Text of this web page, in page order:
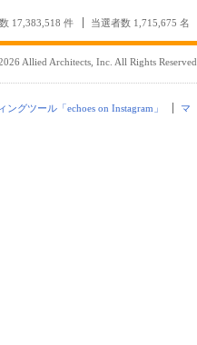
17,383,518 件 当選者数 1,715,675 名
Allied Architects, Inc. All Rights Reserved.
ングツール「echoes on Instagram」
マ